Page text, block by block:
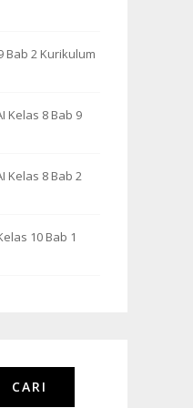
Bab 2 Kurikulum
Kelas 8 Bab 9
Kelas 8 Bab 2
10 Bab 1